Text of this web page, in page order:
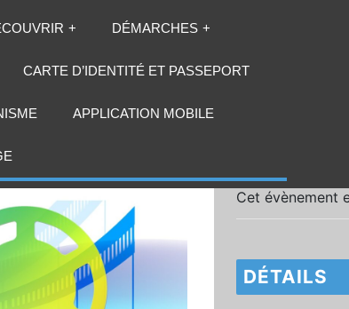
DÉMARCHES
CARTE D’IDENTITÉ ET PASSEPORT
APPLICATION MOBILE
Cet évènement
DÉTAILS